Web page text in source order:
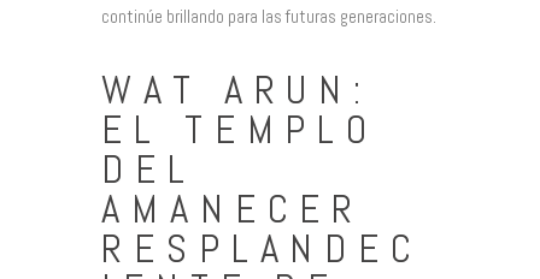
continúe brillando para las futuras generaciones.
WAT ARUN:
EL TEMPLO
DEL
AMANECER
RESPLANDEC